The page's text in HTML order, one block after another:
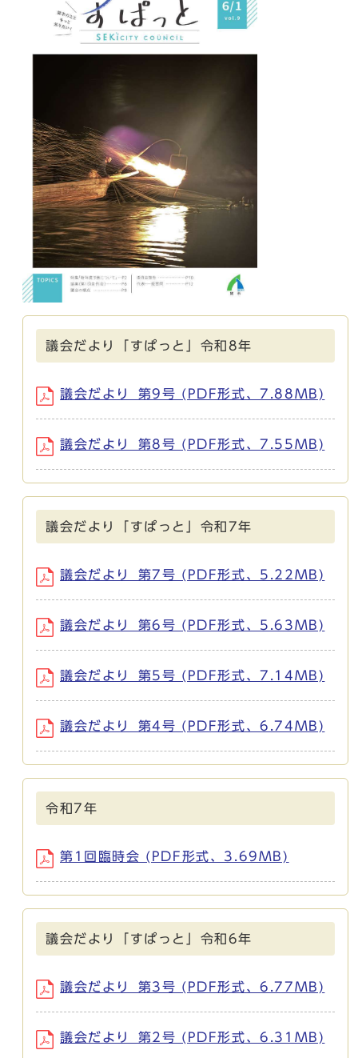
議会だより「すぱっと」令和8年
議会だより_第9号 (PDF形式、7.88MB)
議会だより_第8号 (PDF形式、7.55MB)
議会だより「すぱっと」令和7年
議会だより_第7号 (PDF形式、5.22MB)
議会だより_第6号 (PDF形式、5.63MB)
議会だより_第5号 (PDF形式、7.14MB)
議会だより_第4号 (PDF形式、6.74MB)
令和7年
第1回臨時会 (PDF形式、3.69MB)
議会だより「すぱっと」令和6年
議会だより_第3号 (PDF形式、6.77MB)
議会だより_第2号 (PDF形式、6.31MB)